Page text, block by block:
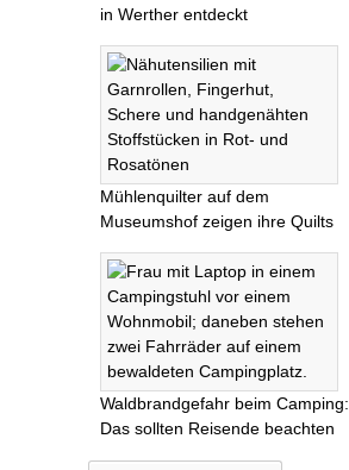
in Werther entdeckt
Mühlenquilter auf dem
Museumshof zeigen ihre Quilts
Waldbrandgefahr beim Camping:
Das sollten Reisende beachten